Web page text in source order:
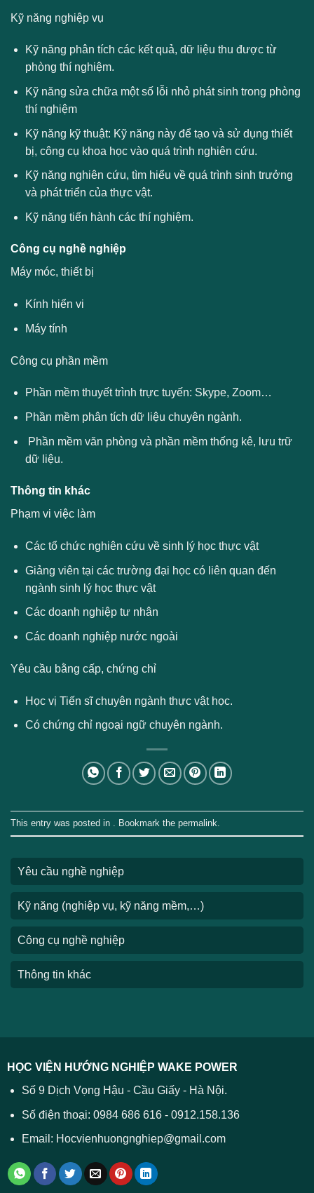
Yêu cầu nghề nghiệp
Kỹ năng (nghiệp vụ, kỹ năng mềm,…)
Công cụ nghề nghiệp
Thông tin khác
Kỹ năng nghiệp vụ
Kỹ năng phân tích các kết quả, dữ liệu thu được từ
phòng thí nghiệm.
Kỹ năng sửa chữa một số lỗi nhỏ phát sinh trong phòng
thí nghiệm
Kỹ năng kỹ thuật: Kỹ năng này để tạo và sử dụng thiết
bị, công cụ khoa học vào quá trình nghiên cứu.
Kỹ năng nghiên cứu, tìm hiểu về quá trình sinh trưởng
và phát triển của thực vật.
Kỹ năng tiến hành các thí nghiệm.
Công cụ nghề nghiệp
Máy móc, thiết bị
Kính hiển vi
Máy tính
Công cụ phần mềm
Phần mềm thuyết trình trực tuyến: Skype, Zoom…
Phần mềm phân tích dữ liệu chuyên ngành.
Phần mềm văn phòng và phần mềm thống kê, lưu trữ
dữ liệu.
Thông tin khác
Phạm vi việc làm
Các tổ chức nghiên cứu về sinh lý học thực vật
Giảng viên tại các trường đại học có liên quan đến
ngành sinh lý học thực vật
Các doanh nghiệp tư nhân
Các doanh nghiệp nước ngoài
Yêu cầu bằng cấp, chứng chỉ
Học vị Tiến sĩ chuyên ngành thực vật học.
Có chứng chỉ ngoại ngữ chuyên ngành.
This entry was posted in . Bookmark the permalink
HỌC VIỆN HƯỚNG NGHIỆP WAKE POWER
Số 9 Dịch Vọng Hậu - Cầu Giấy - Hà Nội.
Số điện thoại: 0984 686 616 - 0912.158.136
Email: Hocvienhuongnghiep@gmail.com